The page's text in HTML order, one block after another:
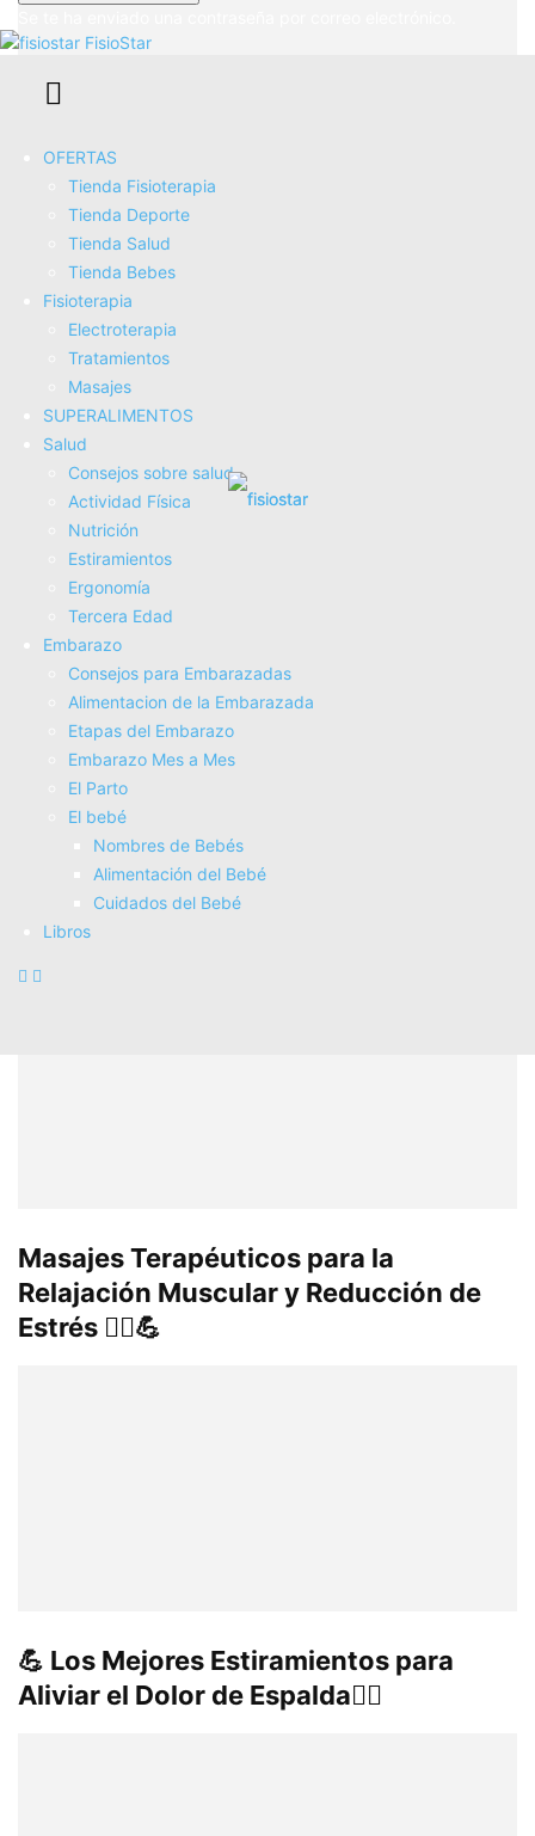
FisioStar
OFERTAS
Tienda Fisioterapia
Tienda Deporte
Tienda Salud
Tienda Bebes
Fisioterapia
Electroterapia
Tratamientos
Masajes
SUPERALIMENTOS
Salud
Consejos sobre salud
Actividad Fí­sica
Nutrición
Estiramientos
Ergonomí­a
Tercera Edad
Embarazo
Consejos para Embarazadas
Alimentacion de la Embarazada
Etapas del Embarazo
Embarazo Mes a Mes
El Parto
El bebé
Nombres de Bebés
Alimentación del Bebé
Cuidados del Bebé
Libros
Ayuda a Personas que Fuman 🚬
Cómo la Fisioterapia Ayuda en la
Recuperación Emocional y Mental 🧠💪
La Importancia del Descanso para la
Recuperación Muscular y
Fisioterapéutica 🛌💪
Masajes Terapéuticos para la
Relajación Muscular y Reducción de
Estrés 💆‍♀️💪
💪 Los Mejores Estiramientos para
Aliviar el Dolor de Espalda🧘‍♂️